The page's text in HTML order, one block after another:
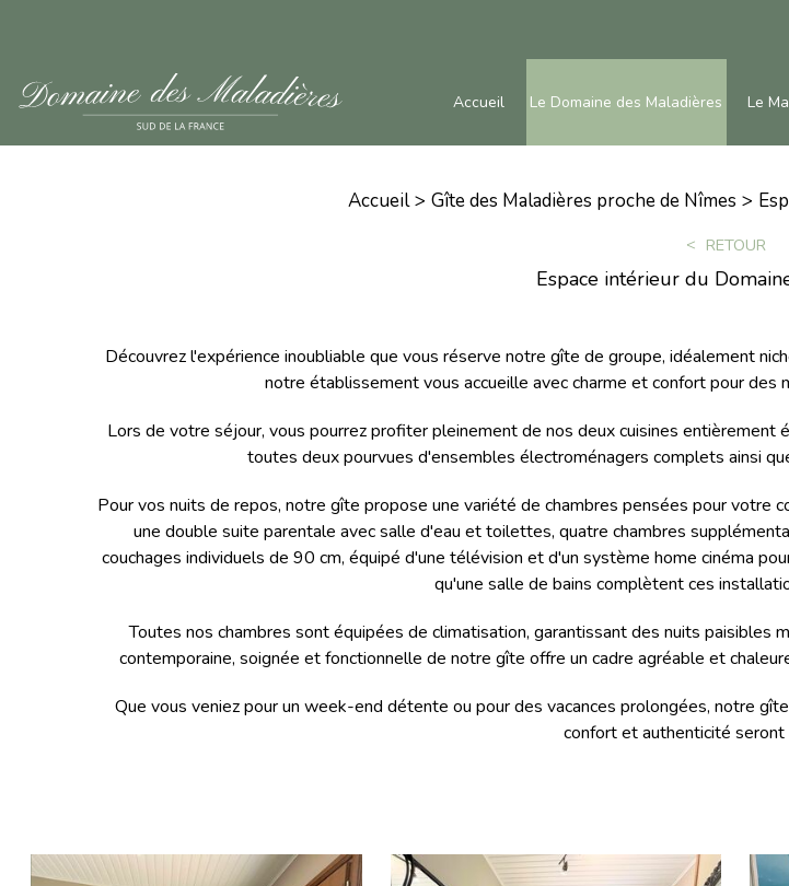
Accueil Le Domaine des Maladières Le
Accueil Gîte des Maladières proche de Nîmes
RETOUR
Espace intérieur du
Découvrez l'expérience inoubliable que vous réserve notre gîte de groupe, idéalement
notre établissement vous accueille avec charme et confort pour des
Lors de votre séjour, vous pourrez profiter pleinement de nos deux cuisines entièrement
toutes deux pourvues d'ensembles électroménagers complets ainsi
Pour vos nuits de repos, notre gîte propose une variété de chambres pensées pour votre
une double suite parentale avec salle d'eau et toilettes, quatre chambres
couchages individuels de 90 cm, équipé d'une télévision et d'un système home cinéma
qu'une salle de bains complètent ces
Toutes nos chambres sont équipées de climatisation, garantissant des nuits
contemporaine, soignée et fonctionnelle de notre gîte offre un cadre agréable et
Que vous veniez pour un week-end détente ou pour des vacances prolongées, notre
confort et authenticité seront